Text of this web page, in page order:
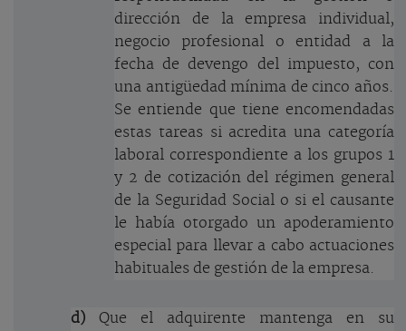
dirección de la empresa individual,
negocio profesional o entidad a la
fecha de devengo del impuesto, con
una antigüedad mínima de cinco años.
Se entiende que tiene encomendadas
estas tareas si acredita una categoría
laboral correspondiente a los grupos 1
y 2 de cotización del régimen general
de la Seguridad Social o si el causante
le había otorgado un apoderamiento
especial para llevar a cabo actuaciones
habituales de gestión de la empresa.
d) Que el adquirente mantenga en su